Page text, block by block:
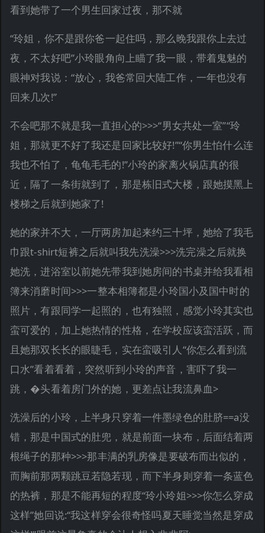
看到她带了一个男生回家过夜，那不就
“玲姐，你不是跟你爸一起住吗，那么晚我跟你上去过
夜，不太好吧”小玲眼角向上瞄了我一眼，带着鬼魅的
眼神对我说：“放心，我爸常回大陆工作，一年也没有
回来几次!”
不会吧那不就是我一直担心的>>>“男女共处一室”“玲
姐，那就更不好了我还是回家比较好!”“你男生怕什么连
我也不怕了，龟龟毛毛的!”小玲的家离火锅店真的很
近，隔了一条街就到了，那是栋旧式大楼，跟她摸黑上
楼梯之后就到她家了!
她的家并不大，一厅两房加起来约三十坪，她给了我毛
巾跟t-shirt短裤之后就叫我先洗澡>>>洗完澡之后就换
她洗，进浴室以前她先带我到她房间的书桌并给我看相
簿来消磨时间>>>一整本相簿都是小玲国小及国中时的
照片，有跟同学一起照的，也有独照，感觉小玲其实也
蛮可爱的，加上她热情的性格，在学校应该蛮活跃，而
且她那双长长的眼睫毛，实在蛮吸引人“你怎么看到流
口水”看着看着，突然听到小玲的声音，害吓了我一
跳，�头看着房门外的她，更差点让我流鼻血>
洗澡后的小玲，上半身只穿着一件墨绿色的肚脐==a没
错，那是中国式的肚兜，就是前面一块布，后面结着两
根绳子的那种>>>那丰满的乳房像是要破布而出似的，
而胸前那两颗跳豆若隐若现，而下半身则穿着一条蓝色
的热裤，那是不能再短的程度“玲小玲姐>>>你怎么穿成
这样”她回说:“我这样穿会很奇怪吗夏天睡觉当然是穿成